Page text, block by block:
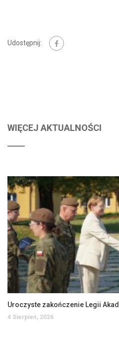
Udostępnij:
WIĘCEJ AKTUALNOŚCI
4 Sierpień, 2026